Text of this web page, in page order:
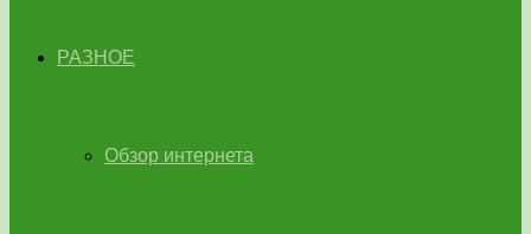
РАЗНОЕ
Обзор интернета